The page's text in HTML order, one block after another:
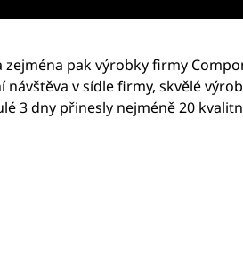
pak výrobky firmy
v sídle firmy, skvělé
3 dny přinesly nejméně 20